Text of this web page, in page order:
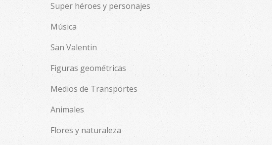
Super héroes y personajes
Música
San Valentin
Figuras geométricas
Medios de Transportes
Animales
Flores y naturaleza